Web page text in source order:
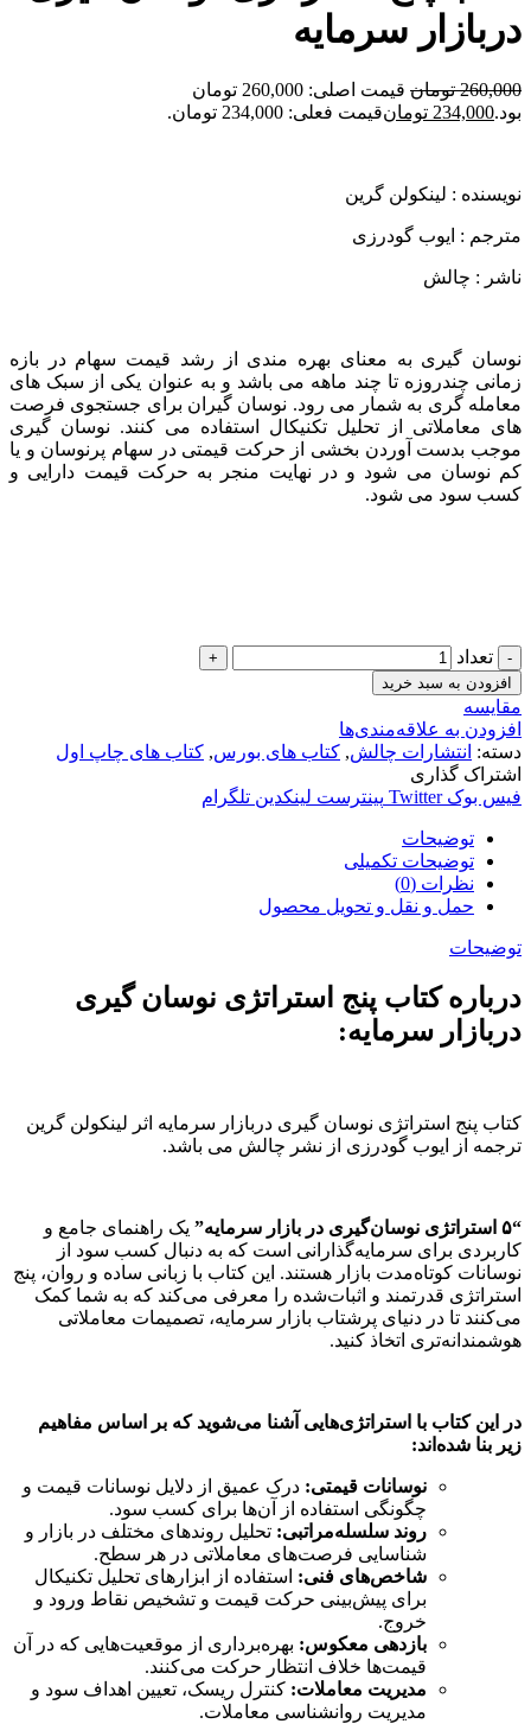
دربازار سرمایه
260,000 تومان
قیمت اصلی: 260,000 تومان
بود.234,000 تومانقیمت فعلی: 234,000 تومان.
نویسنده : لينكولن گرين
مترجم : ايوب گودرزی
ناشر : چالش
نوسان گیری به معنای بهره مندی از رشد قیمت سهام در بازه
زمانی چندروزه تا چند ماهه می باشد و به عنوان یکی از سبک های
معامله گری به شمار می رود‌. نوسان گیران برای جستجوی فرصت
های معاملاتی از تحلیل تکنیکال استفاده می کنند. نوسان گیری
موجب بدست آوردن بخشی از حرکت قیمتی در سهام پرنوسان و یا
کم نوسان می شود و در نهایت منجر به حرکت قیمت دارایی و
کسب سود می شود.
تعداد
افزودن به سبد خرید
مقایسه
افزودن به علاقه‌مندی‌ها
دسته: انتشارات چالش, کتاب های بورس, کتاب های چاپ اول
اشتراک گذاری
فیس بوک Twitter پینترست لینکدین تلگرام
توضیحات
توضیحات تکمیلی
نظرات (0)
حمل و نقل و تحویل محصول
توضیحات
درباره کتاب پنج استراتژی نوسان گیری
دربازار سرمایه:
کتاب پنج استراتژی نوسان گیری دربازار سرمایه اثر لینکولن گرین
ترجمه از ایوب گودرزی از نشر چالش می باشد.
“۵ استراتژی نوسان‌گیری در بازار سرمایه”
یک راهنمای جامع و
کاربردی برای سرمایه‌گذارانی است که به دنبال کسب سود از
نوسانات کوتاه‌مدت بازار هستند. این کتاب با زبانی ساده و روان، پنج
استراتژی قدرتمند و اثبات‌شده را معرفی می‌کند که به شما کمک
می‌کنند تا در دنیای پرشتاب بازار سرمایه، تصمیمات معاملاتی
هوشمندانه‌تری اتخاذ کنید.
در این کتاب با استراتژی‌هایی آشنا می‌شوید که بر اساس مفاهیم
زیر بنا شده‌اند:
نوسانات قیمتی: درک عمیق از دلایل نوسانات قیمت و
چگونگی استفاده از آن‌ها برای کسب سود.
روند سلسله‌مراتبی: تحلیل روندهای مختلف در بازار و
شناسایی فرصت‌های معاملاتی در هر سطح.
شاخص‌های فنی: استفاده از ابزارهای تحلیل تکنیکال
برای پیش‌بینی حرکت قیمت و تشخیص نقاط ورود و
خروج.
بازدهی معکوس: بهره‌برداری از موقعیت‌هایی که در آن
قیمت‌ها خلاف انتظار حرکت می‌کنند.
مدیریت معاملات: کنترل ریسک، تعیین اهداف سود و
مدیریت روانشناسی معاملات.